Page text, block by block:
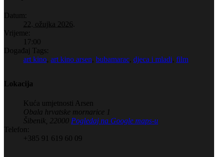
Datum:
22. ožujka 2026.
Vrijeme:
17:00
Događaj Tags:
art kino, art kino arsen, bubamarac, djeca i mladi, film
Lokacija
Kuća umjetnosti Arsen
Obala hrvatske mornarice 1
Šibenik
22000 Pogledaj na Google maps-u
Telefon:
+385 91 619 60 09